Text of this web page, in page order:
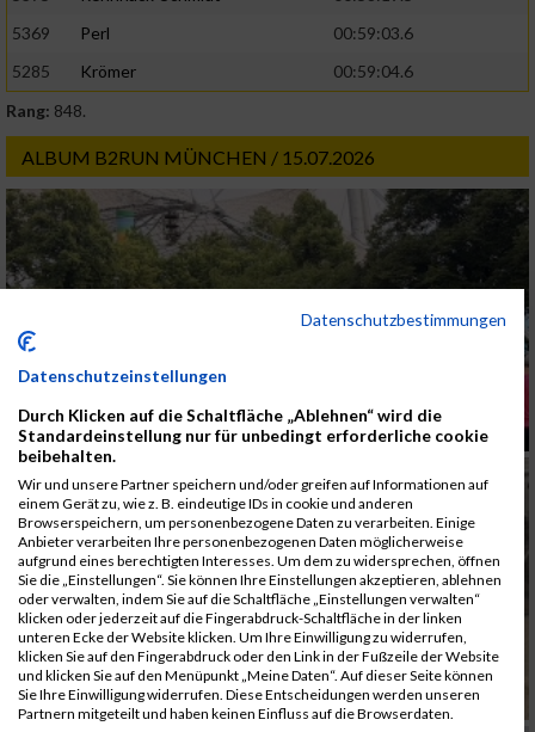
5369
Perl
00:59:03.6
5285
Krömer
00:59:04.6
Rang: 848.
ALBUM B2RUN MÜNCHEN / 15.07.2026
Datenschutzbestimmungen
Datenschutzeinstellungen
Durch Klicken auf die Schaltfläche „Ablehnen“ wird die
Standardeinstellung nur für unbedingt erforderliche cookie
beibehalten.
Wir und unsere Partner speichern und/oder greifen auf Informationen auf
einem Gerät zu, wie z. B. eindeutige IDs in cookie und anderen
Browserspeichern, um personenbezogene Daten zu verarbeiten. Einige
Anbieter verarbeiten Ihre personenbezogenen Daten möglicherweise
aufgrund eines berechtigten Interesses. Um dem zu widersprechen, öffnen
Sie die „Einstellungen“. Sie können Ihre Einstellungen akzeptieren, ablehnen
oder verwalten, indem Sie auf die Schaltfläche „Einstellungen verwalten“
klicken oder jederzeit auf die Fingerabdruck-Schaltfläche in der linken
unteren Ecke der Website klicken. Um Ihre Einwilligung zu widerrufen,
klicken Sie auf den Fingerabdruck oder den Link in der Fußzeile der Website
und klicken Sie auf den Menüpunkt „Meine Daten“. Auf dieser Seite können
Sie Ihre Einwilligung widerrufen. Diese Entscheidungen werden unseren
Partnern mitgeteilt und haben keinen Einfluss auf die Browserdaten.